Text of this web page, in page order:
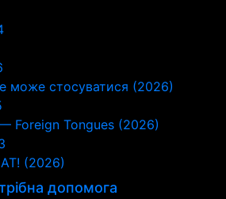
може стосуватися (2026)
Foreign Tongues (2026)
(2026)
допомога